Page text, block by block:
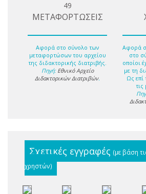
49
ΜΕΤΑΦΟΡΤΩΣΕΙΣ
Αφορά στο σύνολο των
μεταφορτώσων του αρχείου
της διδακτορικής διατριβής.
Πηγή: Εθνικό Αρχείο
Διδακτορικών Διατριβών.
Αφορά
στο
οποίοι
με τη
Ως επί
τις
Σχετικές εγγραφές (με βάση
χρηστών)